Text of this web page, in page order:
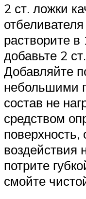
2 ст. ложки
растворите
добавьте 2
Добавляйте
небольшими
состав не
средством
поверхность,
воздействия
потрите
смойте